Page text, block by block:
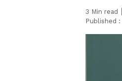
3 Min read
Published :